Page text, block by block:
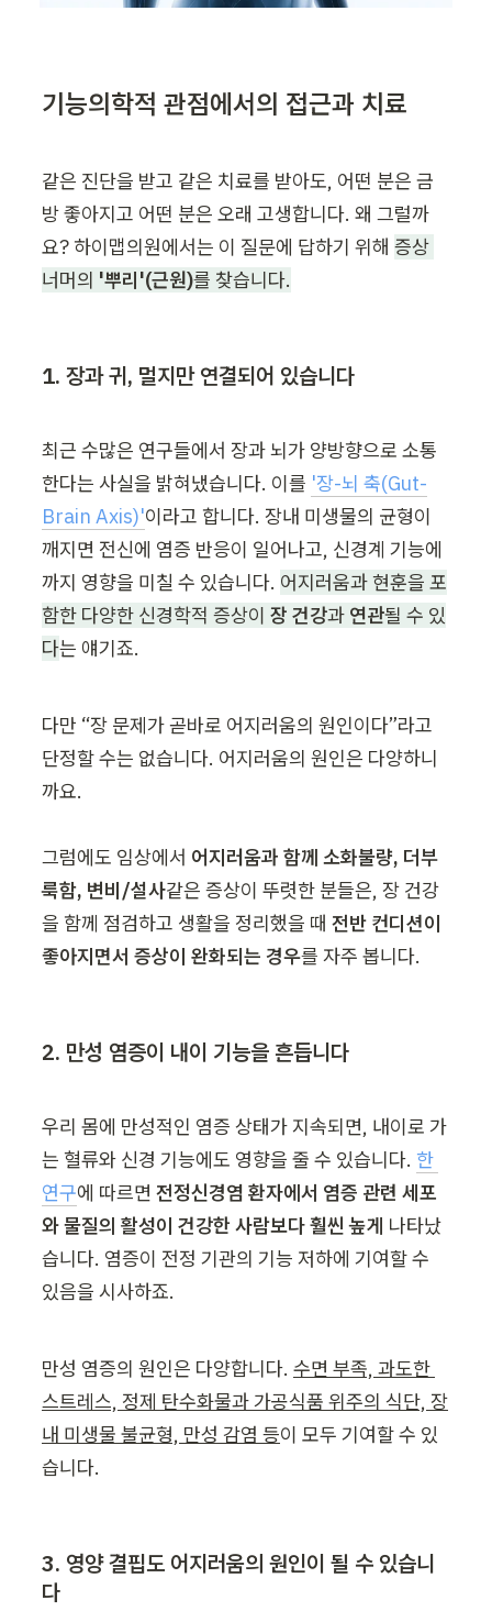
기능의학적 관점에서의 접근과 치료
같은 진단을 받고 같은 치료를 받아도, 어떤 분은 금
방 좋아지고 어떤 분은 오래 고생합니다. 왜 그럴까
요? 하이맵의원에서는 이 질문에 답하기 위해 증상
너머의 '뿌리'(근원)를 찾습니다.
1. 장과 귀, 멀지만 연결되어 있습니다
최근 수많은 연구들에서 장과 뇌가 양방향으로 소통
한다는 사실을 밝혀냈습니다. 이를 '장-뇌 축(Gut-
Brain Axis)'이라고 합니다. 장내 미생물의 균형이
깨지면 전신에 염증 반응이 일어나고, 신경계 기능에
까지 영향을 미칠 수 있습니다. 어지러움과 현훈을 포
함한 다양한 신경학적 증상이 장 건강과 연관될 수 있
다는 얘기죠.
다만 “장 문제가 곧바로 어지러움의 원인이다”라고
단정할 수는 없습니다. 어지러움의 원인은 다양하니
까요.
그럼에도 임상에서 어지러움과 함께 소화불량, 더부
룩함, 변비/설사같은 증상이 뚜렷한 분들은, 장 건강
을 함께 점검하고 생활을 정리했을 때 전반 컨디션이
좋아지면서 증상이 완화되는 경우를 자주 봅니다.
2. 만성 염증이 내이 기능을 흔듭니다
우리 몸에 만성적인 염증 상태가 지속되면, 내이로 가
는 혈류와 신경 기능에도 영향을 줄 수 있습니다. 한
연구에 따르면 전정신경염 환자에서 염증 관련 세포
와 물질의 활성이 건강한 사람보다 훨씬 높게 나타났
습니다. 염증이 전정 기관의 기능 저하에 기여할 수
있음을 시사하죠.
만성 염증의 원인은 다양합니다. 수면 부족, 과도한
스트레스, 정제 탄수화물과 가공식품 위주의 식단, 장
내 미생물 불균형, 만성 감염 등이 모두 기여할 수 있
습니다.
3. 영양 결핍도 어지러움의 원인이 될 수 있습니
다